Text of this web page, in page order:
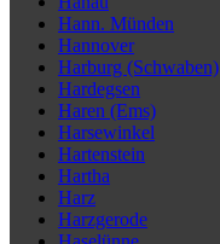
Hann. Münden
Hannover
Harburg (Schwaben)
Hardegsen
Haren (Ems)
Harsewinkel
Hartenstein
Hartha
Harz
Harzgerode